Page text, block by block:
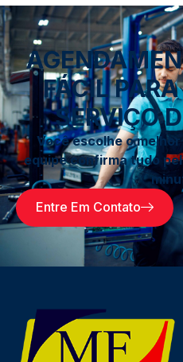
FÁCIL
SERVIÇO
Você escolhe o
equipe confirma tudo
Entre Em Contato